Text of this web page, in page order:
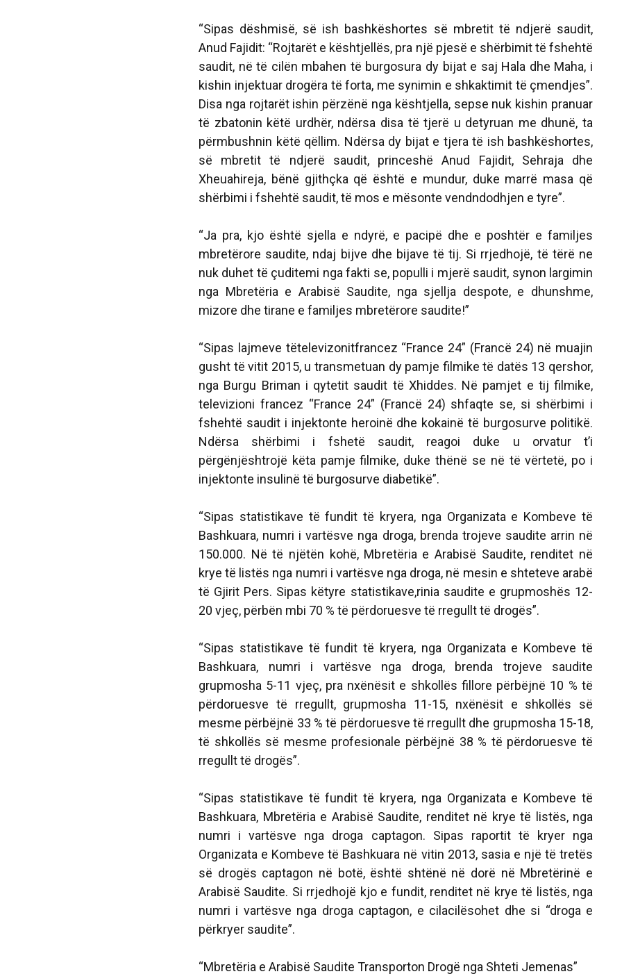
“Sipas dëshmisë, së ish bashkëshortes së mbretit të ndjerë saudit,
Anud Fajidit: “Rojtarët e kështjellës, pra një pjesë e shërbimit të fshehtë
saudit, në të cilën mbahen të burgosura dy bijat e saj Hala dhe Maha, i
kishin injektuar drogëra të forta, me synimin e shkaktimit të çmendjes”.
Disa nga rojtarët ishin përzënë nga kështjella, sepse nuk kishin pranuar
të zbatonin këtë urdhër, ndërsa disa të tjerë u detyruan me dhunë, ta
përmbushnin këtë qëllim. Ndërsa dy bijat e tjera të ish bashkëshortes,
së mbretit të ndjerë saudit, princeshë Anud Fajidit, Sehraja dhe
Xheuahireja, bënë gjithçka që është e mundur, duke marrë masa që
shërbimi i fshehtë saudit, të mos e mësonte vendndodhjen e tyre”.
“Ja pra, kjo është sjella e ndyrë, e pacipë dhe e poshtër e familjes
mbretërore saudite, ndaj bijve dhe bijave të tij. Si rrjedhojë, të tërë ne
nuk duhet të çuditemi nga fakti se, populli i mjerë saudit, synon largimin
nga Mbretëria e Arabisë Saudite, nga sjellja despote, e dhunshme,
mizore dhe tirane e familjes mbretërore saudite!”
“Sipas lajmeve tëtelevizonitfrancez “France 24” (Francë 24) në muajin
gusht të vitit 2015, u transmetuan dy pamje filmike të datës 13 qershor,
nga Burgu Briman i qytetit saudit të Xhiddes. Në pamjet e tij filmike,
televizioni francez “France 24” (Francë 24) shfaqte se, si shërbimi i
fshehtë saudit i injektonte heroinë dhe kokainë të burgosurve politikë.
Ndërsa shërbimi i fshetë saudit, reagoi duke u orvatur t’i
përgënjështrojë këta pamje filmike, duke thënë se në të vërtetë, po i
injektonte insulinë të burgosurve diabetikë”.
“Sipas statistikave të fundit të kryera, nga Organizata e Kombeve të
Bashkuara, numri i vartësve nga droga, brenda trojeve saudite arrin në
150.000. Në të njëtën kohë, Mbretëria e Arabisë Saudite, renditet në
krye të listës nga numri i vartësve nga droga, në mesin e shteteve arabë
të Gjirit Pers. Sipas këtyre statistikave,rinia saudite e grupmoshës 12-
20 vjeç, përbën mbi 70 % të përdoruesve të rregullt të drogës”.
“Sipas statistikave të fundit të kryera, nga Organizata e Kombeve të
Bashkuara, numri i vartësve nga droga, brenda trojeve saudite
grupmosha 5-11 vjeç, pra nxënësit e shkollës fillore përbëjnë 10 % të
përdoruesve të rregullt, grupmosha 11-15, nxënësit e shkollës së
mesme përbëjnë 33 % të përdoruesve të rregullt dhe grupmosha 15-18,
të shkollës së mesme profesionale përbëjnë 38 % të përdoruesve të
rregullt të drogës”.
“Sipas statistikave të fundit të kryera, nga Organizata e Kombeve të
Bashkuara, Mbretëria e Arabisë Saudite, renditet në krye të listës, nga
numri i vartësve nga droga captagon. Sipas raportit të kryer nga
Organizata e Kombeve të Bashkuara në vitin 2013, sasia e një të tretës
së drogës captagon në botë, është shtënë në dorë në Mbretërinë e
Arabisë Saudite. Si rrjedhojë kjo e fundit, renditet në krye të listës, nga
numri i vartësve nga droga captagon, e cilacilësohet dhe si “droga e
përkryer saudite”.
“Mbretëria e Arabisë Saudite Transporton Drogë nga Shteti Jemenas”